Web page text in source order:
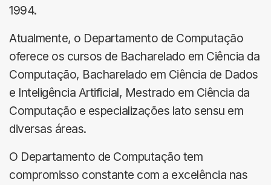
1994.
Atualmente, o Departamento de Computação
oferece os cursos de Bacharelado em Ciência da
Computação, Bacharelado em Ciência de Dados
e Inteligência Artificial, Mestrado em Ciência da
Computação e especializações lato sensu em
diversas áreas.
O Departamento de Computação tem
compromisso constante com a excelência nas